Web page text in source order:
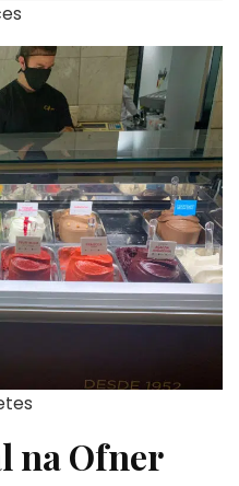
na Ofner